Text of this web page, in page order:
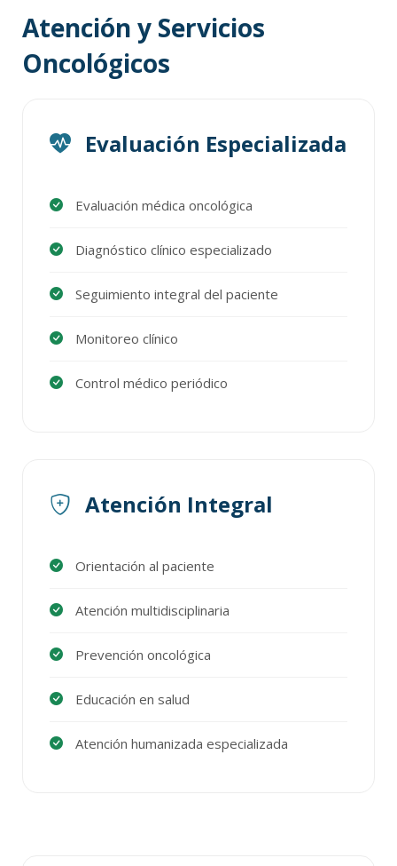
Atención y Servicios
Oncológicos
Evaluación Especializada
Evaluación médica oncológica
Diagnóstico clínico especializado
Seguimiento integral del paciente
Monitoreo clínico
Control médico periódico
Atención Integral
Orientación al paciente
Atención multidisciplinaria
Prevención oncológica
Educación en salud
Atención humanizada especializada